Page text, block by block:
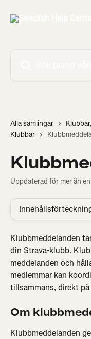
Alla samlingar
Klubbar
Uppdaterad för mer än
Klubbmeddelanden
din Strava-klubb.
meddelanden och
medlemmar kan
tillsammans, direkt på
Om
Klubbmeddelanden